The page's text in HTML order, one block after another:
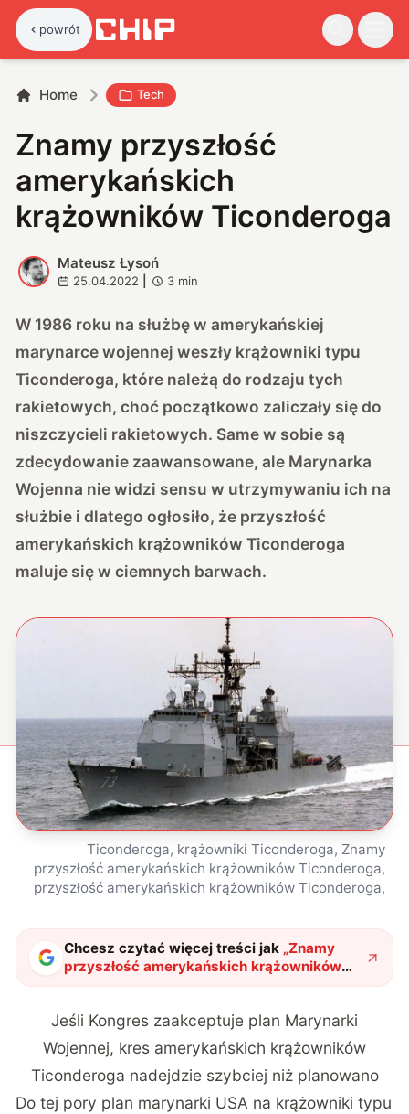
powrót
Home Tech
Znamy przyszłość
amerykańskich
krążowników Ticonderoga
M
Mateusz Łysoń
25.04.2022 3 min
W 1986 roku na służbę w amerykańskiej
marynarce wojennej weszły krążowniki typu
Ticonderoga, które należą do rodzaju tych
rakietowych, choć początkowo zaliczały się do
niszczycieli rakietowych. Same w sobie są
zdecydowanie zaawansowane, ale Marynarka
Wojenna nie widzi sensu w utrzymywaniu ich na
służbie i dlatego ogłosiło, że przyszłość
amerykańskich krążowników Ticonderoga
maluje się w ciemnych barwach.
Ticonderoga, krążowniki Ticonderoga, Znamy
przyszłość amerykańskich krążowników Ticonderoga,
przyszłość amerykańskich krążowników Ticonderoga,
Chcesz czytać więcej treści jak „Znamy
przyszłość amerykańskich krążowników
Ticonderoga"?
Jeśli Kongres zaakceptuje plan Marynarki
Wojennej, kres amerykańskich krążowników
Ticonderoga nadejdzie szybciej niż planowano
Do tej pory plan marynarki USA na krążowniki typu